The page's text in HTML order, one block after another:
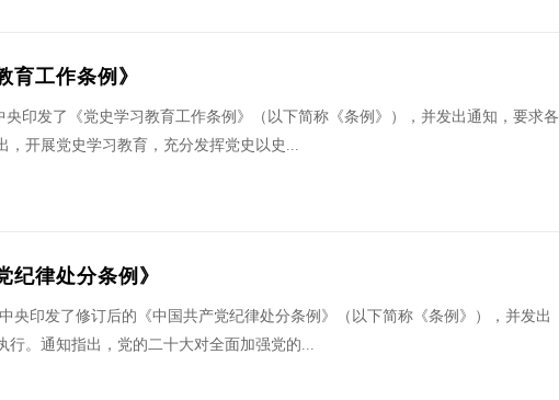
育工作条例》
央印发了《党史学习教育工作条例》（以下简称《条例》），并发出通知，要求各
，开展党史学习教育，充分发挥党史以史...
纪律处分条例》
央印发了修订后的《中国共产党纪律处分条例》（以下简称《条例》），并发出
行。通知指出，党的二十大对全面加强党的...